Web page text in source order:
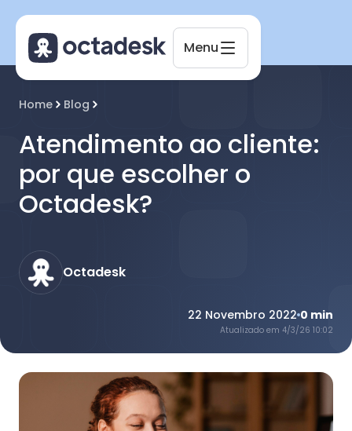
Menu
Home Blog
Atendimento ao cliente:
por que escolher o
Octadesk?
Octadesk
22 Novembro 2022 0 min
Atualizado em 4/3/26 10:02
Octadesk